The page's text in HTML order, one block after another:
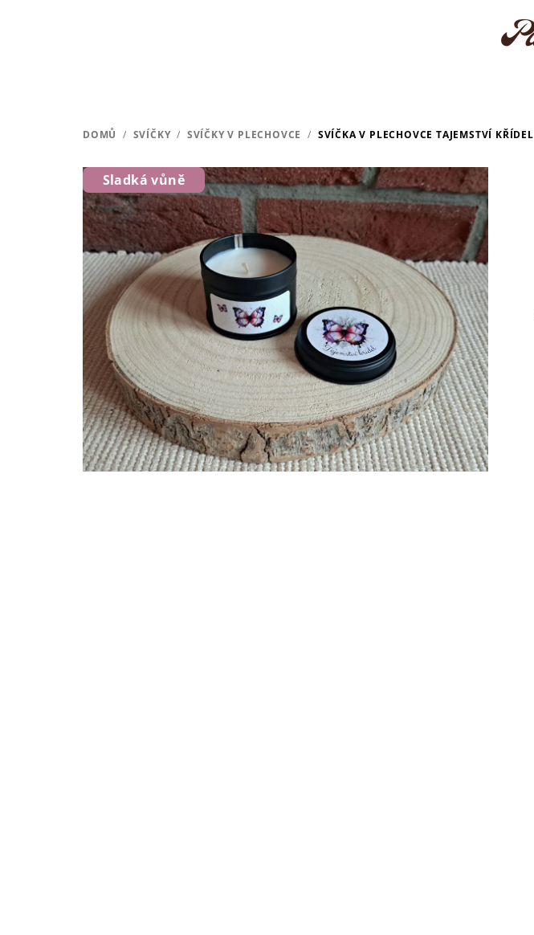
DOMŮ / SVÍČKY / SVÍČKY V PLECHOVCE / SVÍČKA V PLECHOVCE TAJEMSTVÍ KŘÍDEL
Sladká vůně